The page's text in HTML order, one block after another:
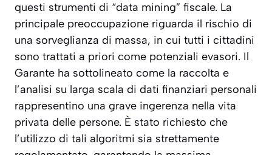
questi strumenti di “data mining” fiscale. La
principale preoccupazione riguarda il rischio di
una sorveglianza di massa, in cui tutti i cittadini
sono trattati a priori come potenziali evasori. Il
Garante ha sottolineato come la raccolta e
l’analisi su larga scala di dati finanziari personali
rappresentino una grave ingerenza nella vita
privata delle persone. È stato richiesto che
l’utilizzo di tali algoritmi sia strettamente